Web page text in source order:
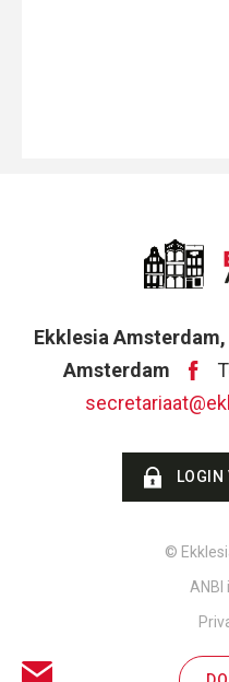
Ekklesia
Amsterdam
LOGIN
©